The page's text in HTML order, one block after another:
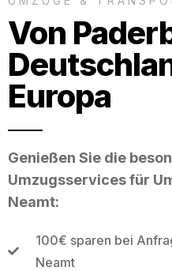
Von
Europa
Genießen Sie die
Umzugsservices für
Neamt:
100€ sparen bei
Neamt